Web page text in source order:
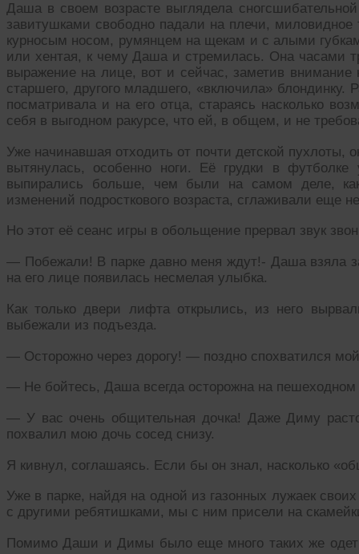
Даша в своем возрасте выглядела
завитушками свободно падали на плечи,
курносым носом, румянцем на щекам и с алыми
или хентая, к чему Даша и стремилась. Она часами
выражение на лице, вот и сейчас, заметив внимание
старшего, другого младшего, «включила» блондинку.
посматривала и на его отца, стараясь насколько
себя в выгодном ракурсе, что ей, в общем, и не
Уже начинавшая отходить от почти детской пухлоты,
вытянулась, особенно ноги. Её грудки в футболке
выпирались больше, чем были на самом деле,
изменений подросткового возраста, сглаживали еще
Но этот её сеанс игры в обольщение прервал звук
— Побежали! В парке давно меня ждут!- Даша взяла
на его лице появилась несмелая улыбка.
Как только двери лифта открылись, из него
выбежали из подъезда.
— Осторожно через дорогу! — поздно спохватился
— Не бойтесь, Даша всегда осторожна на пешеходном
— У вас очень общительная дочка! Даже Диму
похвалил мою дочь сосед снизу.
Я кивнул, соглашаясь. Если бы он знал, насколько
Уже в парке, найдя на одной из газонных лужаек
с другими ребятишками, мы с ним присели на
Помимо Даши и Димы было еще много таких же